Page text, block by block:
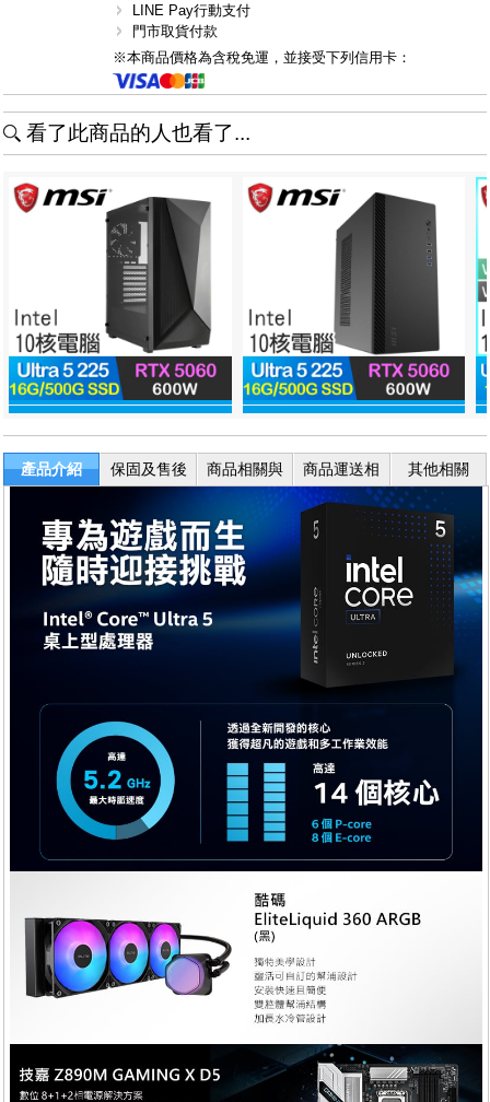
LINE Pay行動支付
門市取貨付款
※本商品價格為含稅免運，並接受下列信用卡：
看了此商品的人也看了...
產品介紹
保固及售後
商品相關與
商品運送相
關
其他相關